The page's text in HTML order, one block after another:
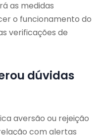
as medidas
o funcionamento do
verificações de
dúvidas
aversão ou rejeição
com alertas